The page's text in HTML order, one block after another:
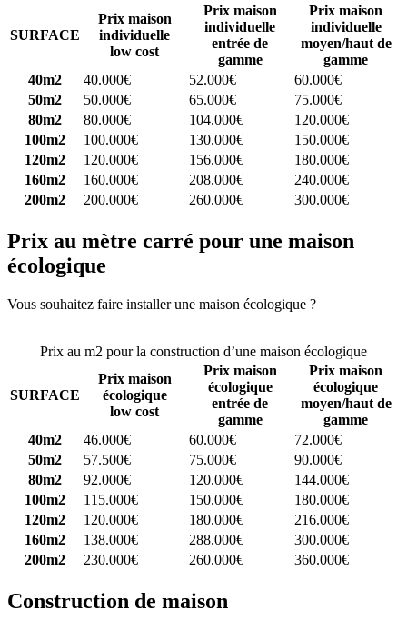
SURFACE
Prix maison
individuelle
low cost
Prix maison
individuelle
entrée de
gamme
Prix maison
individuelle
moyen/haut de
gamme
40m2
40.000€ 52.000€
60.000€
50m2
50.000€ 65.000€
75.000€
80m2
80.000€ 104.000€
120.000€
100m2
100.000€ 130.000€
150.000€
120m2
120.000€ 156.000€
180.000€
160m2
160.000€ 208.000€
240.000€
200m2
200.000€ 260.000€ 300.000€
Prix au mètre carré pour une maison
écologique
Vous souhaitez faire installer une maison écologique ?
Prix au m2 pour la construction d’une maison écologique
SURFACE
Prix maison
écologique
low cost
Prix maison
écologique
entrée de
gamme
Prix maison
écologique
moyen/haut de
gamme
40m2
46.000€ 60.000€
72.000€
50m2
57.500€ 75.000€
90.000€
80m2
92.000€ 120.000€
144.000€
100m2
115.000€ 150.000€
180.000€
120m2
120.000€ 180.000€
216.000€
160m2
138.000€ 288.000€
300.000€
200m2
230.000€ 260.000€ 360.000€
Construction de maison